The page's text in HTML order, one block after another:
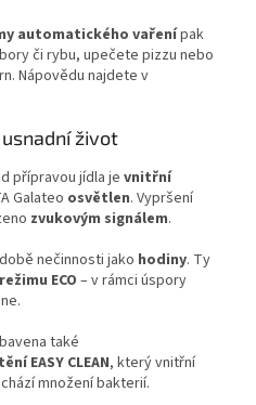
automatického vařenípak
či rybu, upečete pizzu nebo
Nápovědu najdete v
život
přípravou jídla je vnitřní
Galateo osvětlen. Vypršení
zvukovým signálem.
nečinnosti jako hodiny. Ty
režimu ECO – v rámci úspory
také
EASY CLEAN, který vnitřní
množení bakterií.